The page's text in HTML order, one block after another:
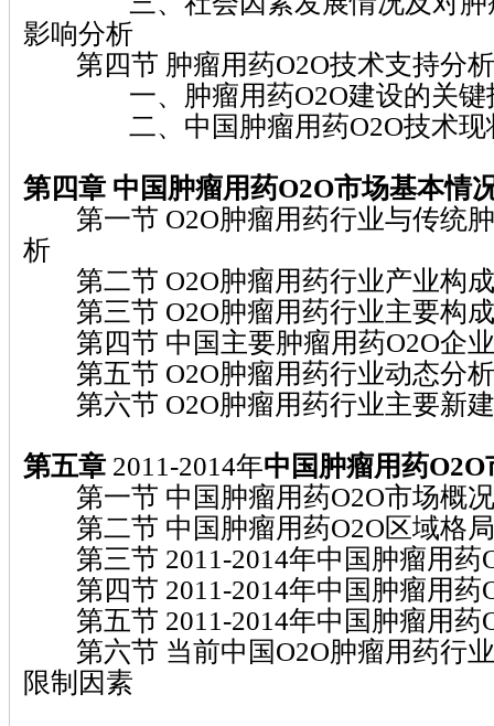
影响分析
第四节 肿瘤用药O2O技术支持分析
一、肿瘤用药O2O建设的关键
二、中国肿瘤用药O2O技术现
第四章 中国肿瘤用药O2O市场基本情
第一节 O2O肿瘤用药行业与传统
析
第二节 O2O肿瘤用药行业产业构
第三节 O2O肿瘤用药行业主要构
第四节 中国主要肿瘤用药O2O企
第五节 O2O肿瘤用药行业动态分析
第六节 O2O肿瘤用药行业主要新
第五章 2011-2014年中国 肿瘤用药O2O
第一节 中国肿瘤用药O2O市场概况
第二节 中国肿瘤用药O2O区域格
第三节 2011-2014年中国肿瘤用药
第四节 2011-2014年中国肿瘤用药
第五节 2011-2014年中国肿瘤用药
第六节 当前中国O2O肿瘤用药行
限制因素